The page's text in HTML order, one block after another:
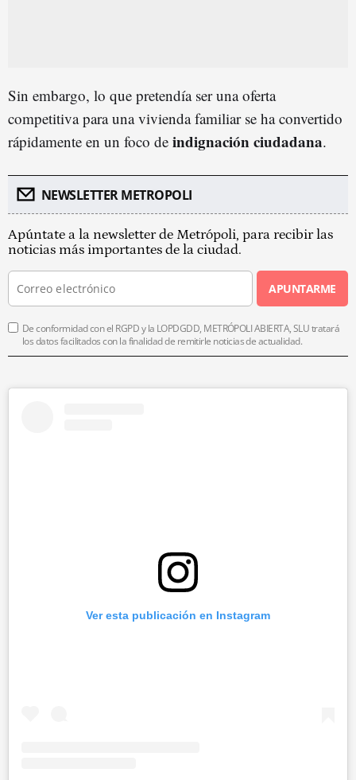
Sin embargo, lo que pretendía ser una oferta
competitiva para una vivienda familiar se ha convertido
rápidamente en un foco de indignación ciudadana.
NEWSLETTER METROPOLI
Apúntate a la newsletter de Metrópoli, para recibir las
noticias más importantes de la ciudad.
APUNTARME
De conformidad con el RGPD y la LOPDGDD, METRÓPOLI ABIERTA, SLU tratará
los datos facilitados con la finalidad de remitirle noticias de actualidad.
Ver esta publicación en Instagram